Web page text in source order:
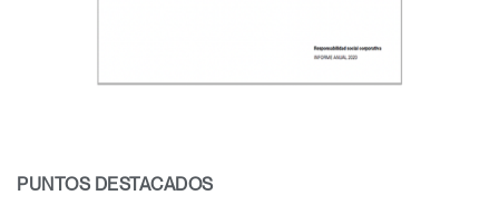
PUNTOS DESTACADOS